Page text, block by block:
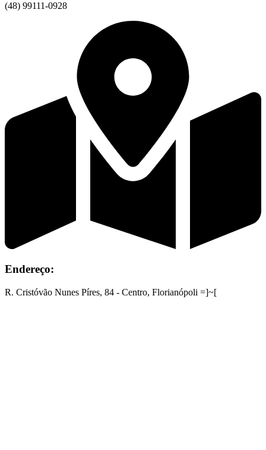
(48) 99111-0928
Endereço:
R. Cristóvão Nunes Píres, 84 - Centro, Florianópoli =]~[